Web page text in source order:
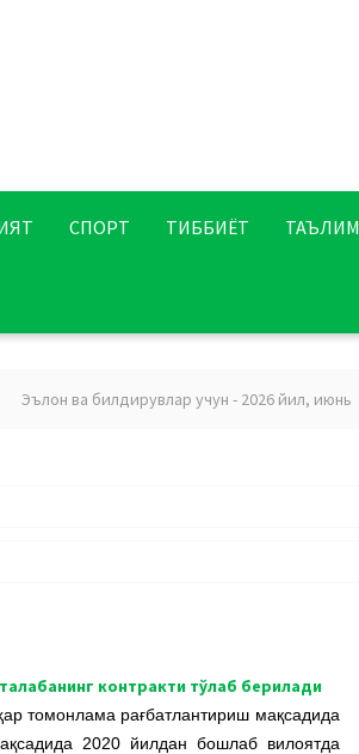
СПОРТ ТИББИЁТ ТАЪЛИМ
Эълон ва билдирувлар учун - 2026 йил, июнь
контракти тўлаб берилади
томонлама рағбатлантириш мақсадида
2020 йилдан бошлаб вилоятда